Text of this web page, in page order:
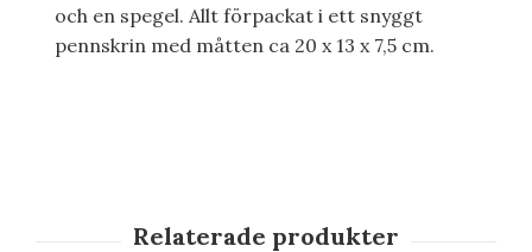
och en spegel. Allt förpackat i ett snyggt
pennskrin med måtten ca 20 x 13 x 7,5 cm.